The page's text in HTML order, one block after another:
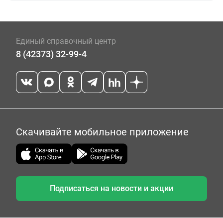
Единый справочный центр
8 (42373) 32-99-4
Скачивайте мобильное приложение
Подписаться на новости и акции